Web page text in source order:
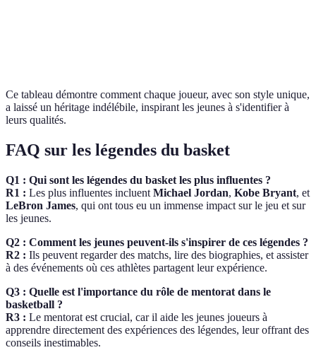
Ce tableau démontre comment chaque joueur, avec son style unique,
a laissé un héritage indélébile, inspirant les jeunes à s'identifier à
leurs qualités.
FAQ sur les légendes du basket
Q1 : Qui sont les légendes du basket les plus influentes ?
R1 : Les plus influentes incluent Michael Jordan, Kobe Bryant, et
LeBron James, qui ont tous eu un immense impact sur le jeu et sur
les jeunes.
Q2 : Comment les jeunes peuvent-ils s'inspirer de ces légendes ?
R2 : Ils peuvent regarder des matchs, lire des biographies, et assister
à des événements où ces athlètes partagent leur expérience.
Q3 : Quelle est l'importance du rôle de mentorat dans le
basketball ?
R3 : Le mentorat est crucial, car il aide les jeunes joueurs à
apprendre directement des expériences des légendes, leur offrant des
conseils inestimables.